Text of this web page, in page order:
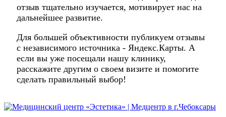
отзыв тщательно изучается, мотивирует нас на
дальнейшее развитие.
Для большей объективности публикуем отзывы
с независимого источника - Яндекс.Карты. А
если вы уже посещали нашу клинику,
расскажите другим о своем визите и помогите
сделать правильный выбор!